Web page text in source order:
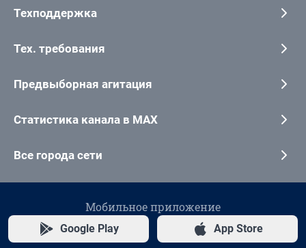
Техподдержка
Тех. требования
Предвыборная агитация
Статистика канала в MAX
Все города сети
Мобильное приложение
Google Play App Store